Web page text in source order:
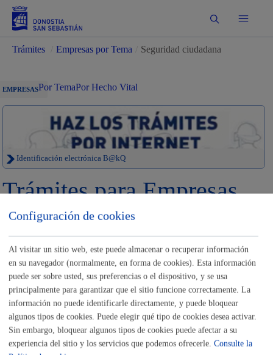
Buscar
Trámites Empresas por Tema Seguridad ciudadana
EMPRESASPor TemaPor Hecho Vital
Identificación electrónica B@kQ
Trámites para Empresas
Sede electrónica Nota legal
Buscar
Listado completo de Trámites
Seguridad ciudadana
Configuración de cookies
Al visitar un sitio web, este puede almacenar o recuperar información
en su navegador (normalmente, en forma de cookies). Esta información
puede ser sobre usted, sus preferencias o el dispositivo, y se usa
principalmente para garantizar que el sitio funcione correctamente. La
información no puede identificarle directamente, y puede bloquear
algunos tipos de cookies. Puede elegir qué tipo de cookies desea activar.
Sin embargo, bloquear algunos tipos de cookies puede afectar a su
experiencia del sitio y los servicios que podemos ofrecerle. Consulte la